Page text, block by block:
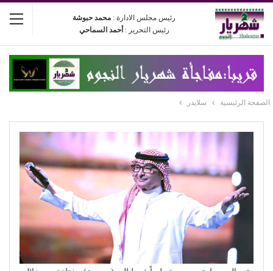
رئيس مجلس الادارة : محمد حبوشة
رئيس التحرير : أحمد السماحي
الصفحة الرئيسية سلايدر